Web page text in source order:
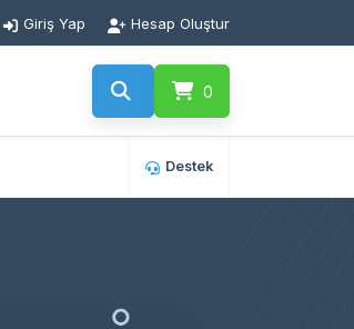
Giriş Yap Hesap Oluştur
0
Destek